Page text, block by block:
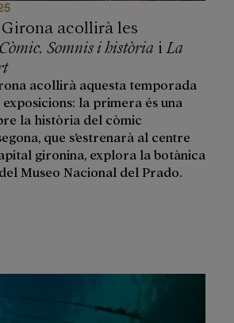
acollirà les
Còmic. Somnis i història i La
acollirà aquesta temporada
exposicions: la primera és una
la història del còmic
que s’estrenarà al centre
gironina, explora la botànica
Museo Nacional del Prado.